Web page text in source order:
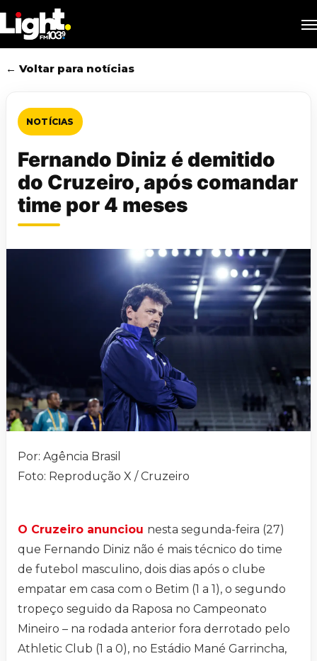
to
main
content
← Voltar para notícias
NOTÍCIAS
Fernando Diniz é demitido
do Cruzeiro, após comandar
time por 4 meses
Por: Agência Brasil
Foto: Reprodução X / Cruzeiro
O Cruzeiro anunciou nesta segunda-feira (27)
que Fernando Diniz não é mais técnico do time
de futebol masculino, dois dias após o clube
empatar em casa com o Betim (1 a 1), o segundo
tropeço seguido da Raposa no Campeonato
Mineiro – na rodada anterior fora derrotado pelo
Athletic Club (1 a 0), no Estádio Mané Garrincha,